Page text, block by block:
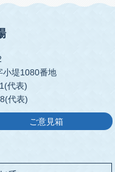
小堤1080番地
代表)
代表)
ご意見箱